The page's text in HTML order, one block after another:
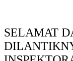
SELAMAT